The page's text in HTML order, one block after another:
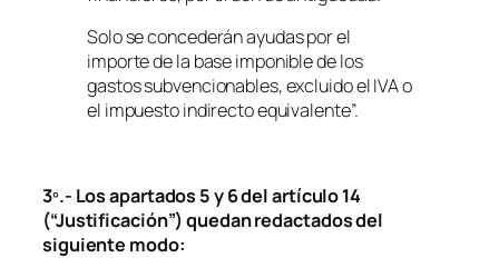
Solo se concederán ayudas por el
importe de la base imponible de los
gastos subvencionables, excluido el IVA o
el impuesto indirecto equivalente”.
3º.- Los apartados 5 y 6 del artículo 14
(“Justificación”) quedan redactados del
siguiente modo: